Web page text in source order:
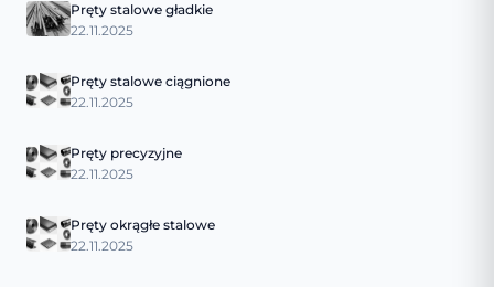
Pręty stalowe gładkie
22.11.2025
Pręty stalowe ciągnione
22.11.2025
Pręty precyzyjne
22.11.2025
Pręty okrągłe stalowe
22.11.2025